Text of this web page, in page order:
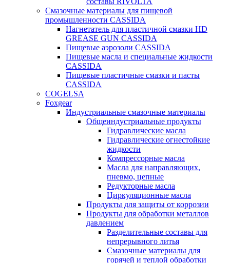
Смазочные материалы для пищевой
промышленности CASSIDA
Нагнетатель для пластичной смазки HD
GREASE GUN CASSIDA
Пищевые аэрозоли CASSIDA
Пищевые масла и специальные жидкости
CASSIDA
Пищевые пластичные смазки и пасты
CASSIDA
COGELSA
Foxgear
Индустриальные смазочные материалы
Общеиндустриальные продукты
Гидравлические масла
Гидравлические огнестойкие
жидкости
Компрессорные масла
Масла для направляющих,
пневмо, цепные
Редукторные масла
Циркуляционные масла
Продукты для защиты от коррозии
Продукты для обработки металлов
давлением
Разделительные составы для
непрерывного литья
Смазочные материалы для
горячей и теплой обработки